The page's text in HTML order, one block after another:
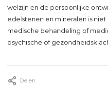
welzijn en de persoonlijke
edelstenen en mineralen is
medische behandeling of
psychische of
Delen